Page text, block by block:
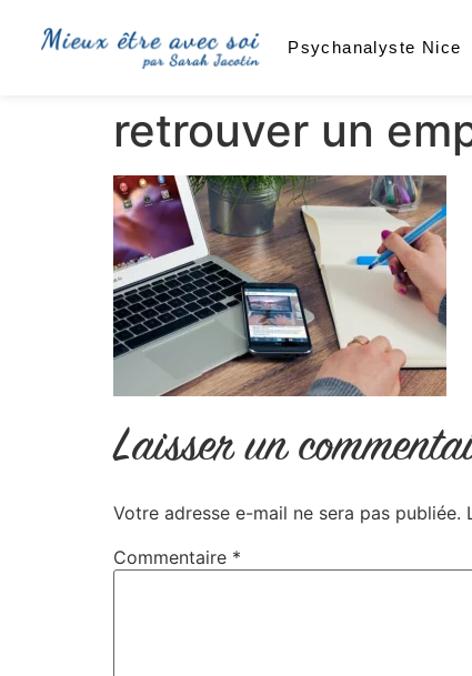
Psychanalyste Nice
retrouver un
Laisser un
Votre adresse e-mail ne sera pas publiée.
Commentaire *